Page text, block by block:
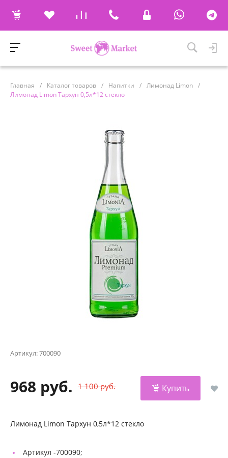
Главная / Каталог товаров / Напитки / Лимонад Limon /
Лимонад Limon Тархун 0,5л*12 стекло
Артикул:700090
968 руб. 1 100 руб. Купить
Лимонад Limon Тархун 0,5л*12 стекло
Артикул -700090;